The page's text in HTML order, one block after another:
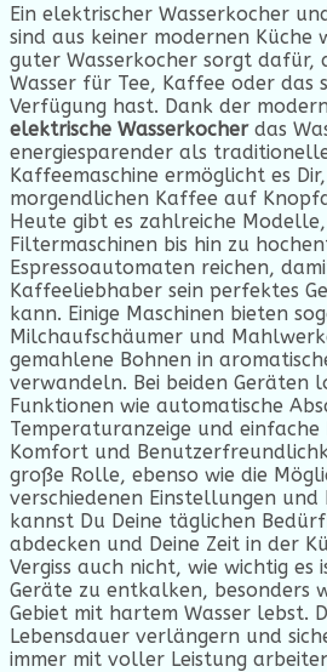
Ein elektrischer Wasserkocher
sind aus keiner modernen Küche
guter Wasserkocher sorgt dafür,
Wasser für Tee, Kaffee oder das
Verfügung hast. Dank der
elektrische Wasserkocherdas
energiesparender als
Kaffeemaschine ermöglicht es
morgendlichen Kaffee auf
Heute gibt es zahlreiche
Filtermaschinen bis hin zu
Espressoautomaten reichen,
Kaffeeliebhaber sein perfektes
kann. Einige Maschinen bieten
Milchaufschäumer und
gemahlene Bohnen in
verwandeln. Bei beiden Geräten
Funktionen wie automatische
Temperaturanzeige und einfache
Komfort und
große Rolle, ebenso wie die
verschiedenen Einstellungen und
kannst Du Deine täglichen
abdecken und Deine Zeit in der
Vergiss auch nicht, wie wichtig es
Geräte zu entkalken, besonders
Gebiet mit hartem Wasser lebst.
Lebensdauer verlängern und
immer mit voller Leistung